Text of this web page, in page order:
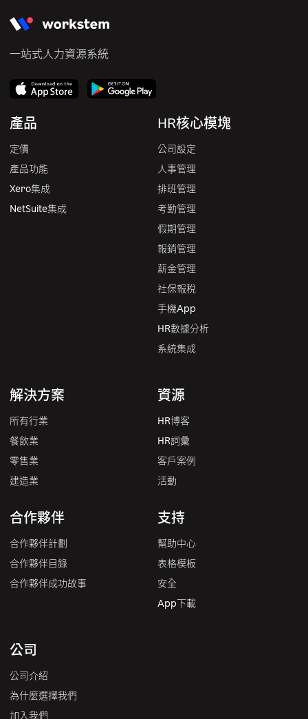
一站式人力資源系統
產品
定價
產品功能
Xero集成
NetSuite集成
HR核心模塊
公司設定
人事管理
排班管理
考勤管理
假期管理
報銷管理
薪金管理
社保報稅
手機App
HR數據分析
系統集成
解決方案
所有行業
餐飲業
零售業
建造業
合作夥伴
合作夥伴計劃
合作夥伴目錄
合作夥伴成功故事
資源
HR博客
HR詞彙
客戶案例
活動
支持
幫助中心
表格模板
安全
App下載
公司
公司介紹
為什麼選擇我們
加入我們